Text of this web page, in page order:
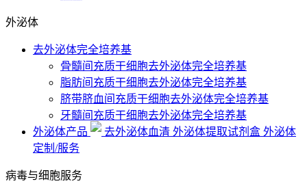
外泌体
去外泌体完全培养基
骨髓间充质干细胞去外泌体完全培养基
脂肪间充质干细胞去外泌体完全培养基
脐带脐血间充质干细胞去外泌体完全培养基
牙髓间充质干细胞去外泌体完全培养基
外泌体产品
去外泌体血清 外泌体提取试剂盒 外泌体
定制/服务
病毒与细胞服务